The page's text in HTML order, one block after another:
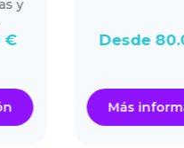
Desde
Más